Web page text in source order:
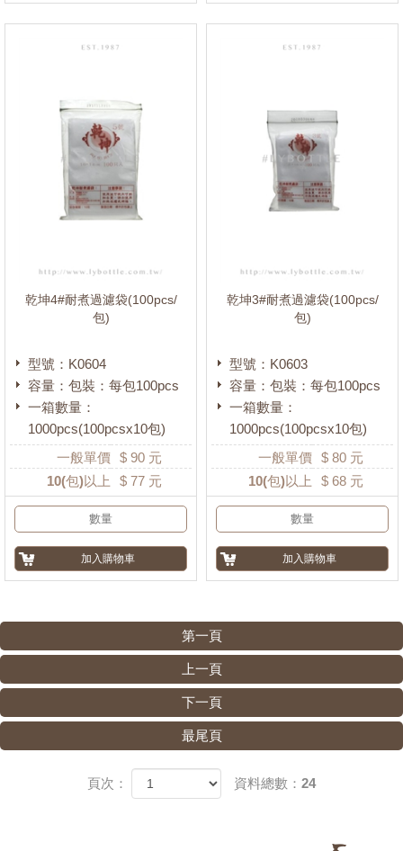
乾坤4#耐煮過濾袋(100pcs/
包)
型號：K0604
容量：包裝：每包100pcs
一箱數量：
1000pcs(100pcsx10包)
一般單價 $ 90 元
10(包)以上 $ 77 元
乾坤3#耐煮過濾袋(100pcs/
包)
型號：K0603
容量：包裝：每包100pcs
一箱數量：
1000pcs(100pcsx10包)
一般單價 $ 80 元
10(包)以上 $ 68 元
第一頁
上一頁
下一頁
最尾頁
頁次： 資料總數：24